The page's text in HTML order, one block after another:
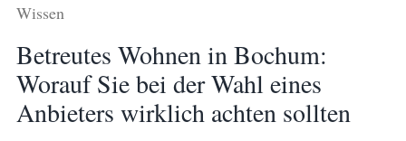
Wissen
Betreutes Wohnen in Bochum:
Worauf Sie bei der Wahl eines
Anbieters wirklich achten sollten